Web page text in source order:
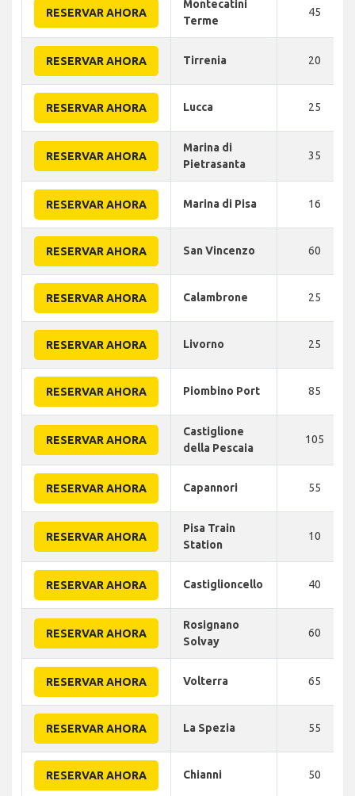
RESERVAR AHORA
Montecatini
Terme
45
RESERVAR AHORA Tirrenia 20
RESERVAR AHORA Lucca 25
RESERVAR AHORA
Marina di
Pietrasanta
35
RESERVAR AHORA Marina di Pisa 16
RESERVAR AHORA San Vincenzo 60
RESERVAR AHORA Calambrone 25
RESERVAR AHORA Livorno 25
RESERVAR AHORA Piombino Port 85
RESERVAR AHORA
Castiglione
della Pescaia
105
RESERVAR AHORA Capannori 55
RESERVAR AHORA
Pisa Train
Station
10
RESERVAR AHORA Castiglioncello 40
RESERVAR AHORA
Rosignano
Solvay
60
RESERVAR AHORA Volterra 65
RESERVAR AHORA La Spezia 55
RESERVAR AHORA Chianni 50